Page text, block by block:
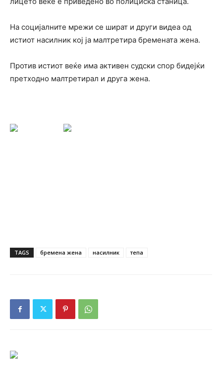
На социјалните мрежи се шират и други видеа од
истиот насилник кој ја малтретира бремената жена.
Против истиот веќе има активен судски спор бидејќи
претходно малтретирал и друга жена.
TAGS бремена жена насилник тепа